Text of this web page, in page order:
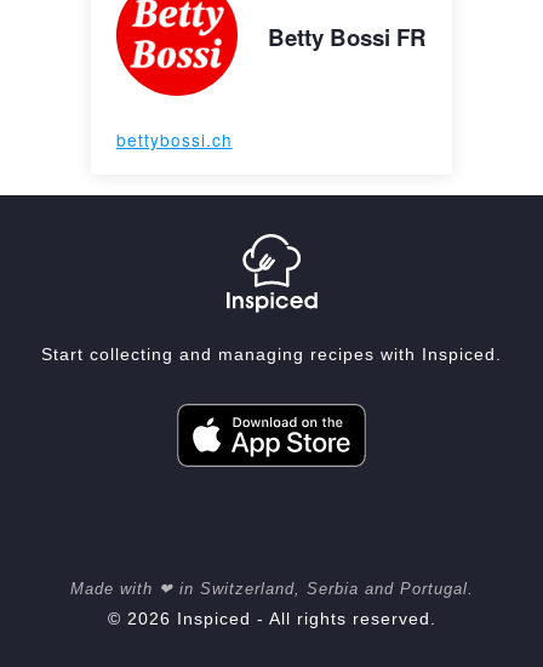
Betty Bossi FR
bettybossi.ch
Start collecting and managing recipes with Inspiced.
Made with ❤ in Switzerland, Serbia and Portugal.
© 2026 Inspiced - All rights reserved.